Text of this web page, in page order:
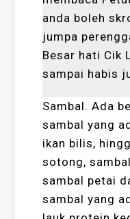
anda boleh
jumpa
Besar hati Cik
sampai habis
Sambal. Ada
sambal yang
ikan bilis,
sotong,
sambal petai
sambal yang